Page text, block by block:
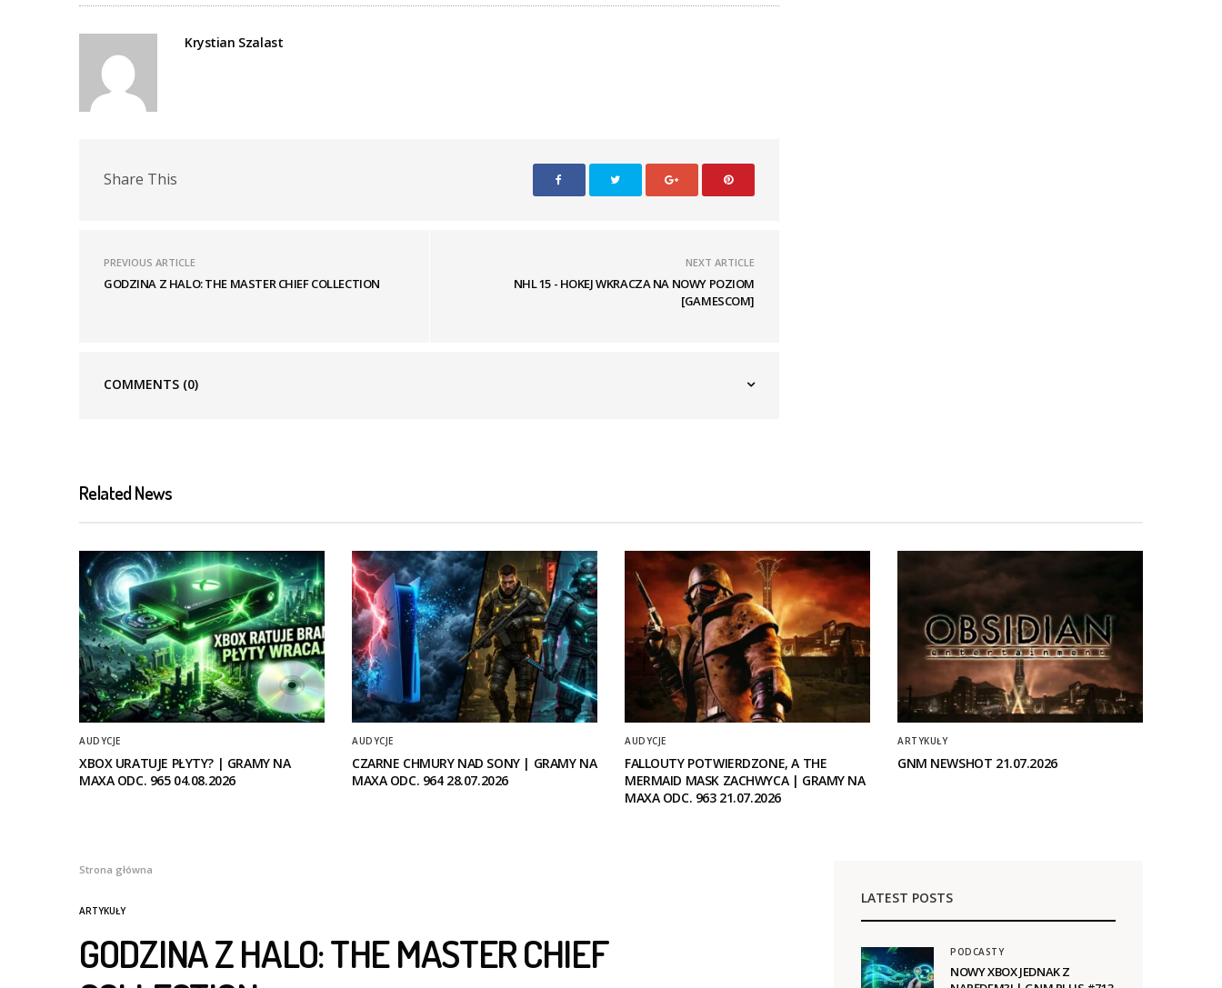
Krystian Szalast
Share This
PREVIOUS ARTICLE
GODZINA Z HALO: THE MASTER CHIEF COLLECTION
NEXT ARTICLE
NHL 15 - HOKEJ WKRACZA NA NOWY POZIOM
[GAMESCOM]
COMMENTS (0)
Related News
AUDYCJE
XBOX URATUJE PŁYTY? | GRAMY NA
MAXA ODC. 965 04.08.2026
AUDYCJE
CZARNE CHMURY NAD SONY | GRAMY NA
MAXA ODC. 964 28.07.2026
AUDYCJE
FALLOUTY POTWIERDZONE, A THE
MERMAID MASK ZACHWYCA | GRAMY NA
MAXA ODC. 963 21.07.2026
ARTYKUŁY
GNM NEWSHOT 21.07.2026
Strona główna
ARTYKUŁY
GODZINA Z HALO: THE MASTER CHIEF
LATEST POSTS
PODCASTY
NOWY XBOX JEDNAK Z